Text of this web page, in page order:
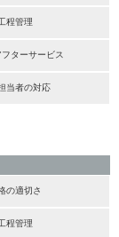
程管理
ターサービス
当者の対応
の適切さ
程管理